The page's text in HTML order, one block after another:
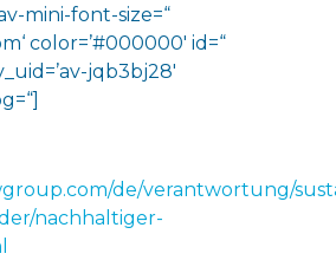
mini-font-size=“
color=’#000000′ id=“
jqb3bj28′
de/verantwortung/
nachhaltiger-